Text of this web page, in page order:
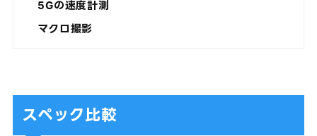
5Gの速度計測
マクロ撮影
スペック比較